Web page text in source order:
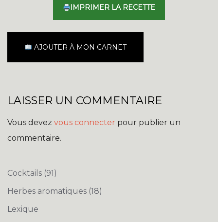
IMPRIMER LA RECETTE
AJOUTER À MON CARNET
LAISSER UN COMMENTAIRE
Vous devez vous connecter pour publier un
commentaire.
Cocktails (91)
Herbes aromatiques (18)
Lexique